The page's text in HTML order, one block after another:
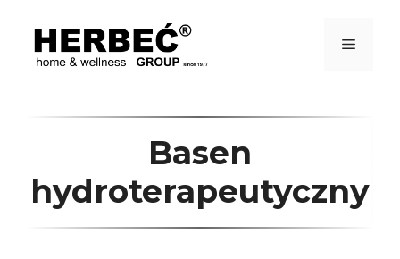
Menu
Basen
hydroterapeutyczny